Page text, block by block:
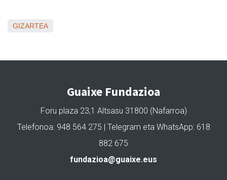
GIZARTEA
Guaixe Fundazioa
Foru plaza 23,1 Altsasu 31800 (Nafarroa)
Telefonoa: 948 564 275 | Telegram eta WhatsApp: 618
882 675
fundazioa@guaixe.eus